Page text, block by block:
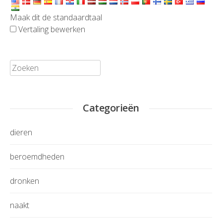
Maak dit de standaardtaal
Vertaling bewerken
Zoeken:
Categorieën
dieren
beroemdheden
dronken
naakt